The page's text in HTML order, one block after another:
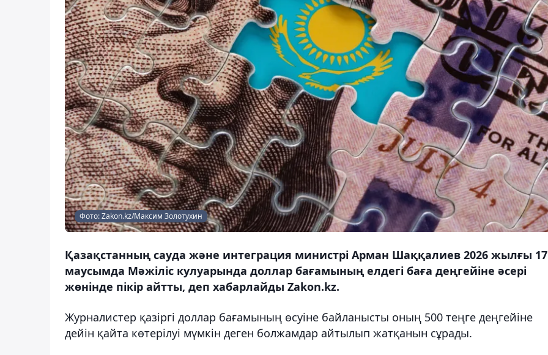
Фото: Zakon.kz/Максим Золотухин
Қазақстанның сауда және интеграция министрі Арман Шаққалиев 2026 жылғы 17
маусымда Мәжіліс кулуарында доллар бағамының елдегі баға деңгейіне әсері
жөнінде пікір айтты, деп хабарлайды Zakon.kz.
Журналистер қазіргі доллар бағамының өсуіне байланысты оның 500 теңге деңгейіне
дейін қайта көтерілуі мүмкін деген болжамдар айтылып жатқанын сұрады.